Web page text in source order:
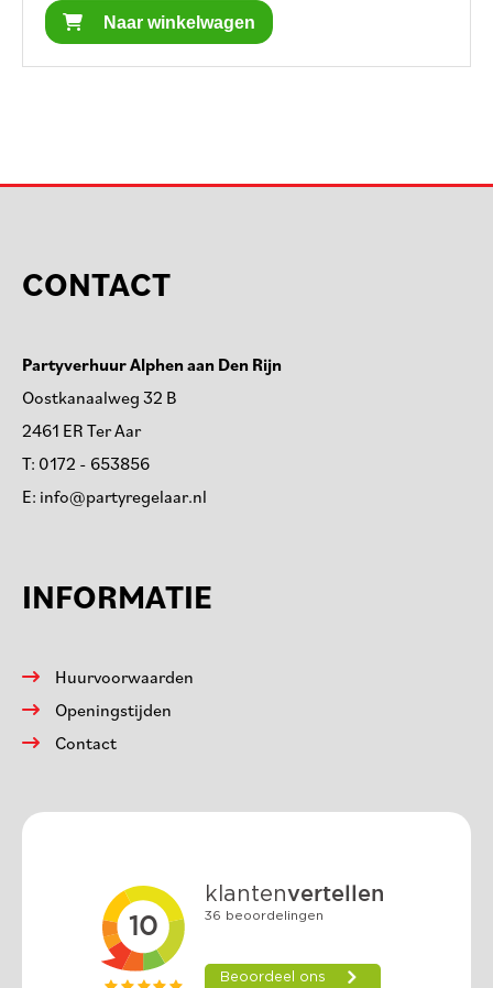
Naar winkelwagen
CONTACT
Partyverhuur Alphen aan Den Rijn
Oostkanaalweg 32 B
2461 ER Ter Aar
T: 0172 - 653856
E: info@partyregelaar.nl
INFORMATIE
Huurvoorwaarden
Openingstijden
Contact